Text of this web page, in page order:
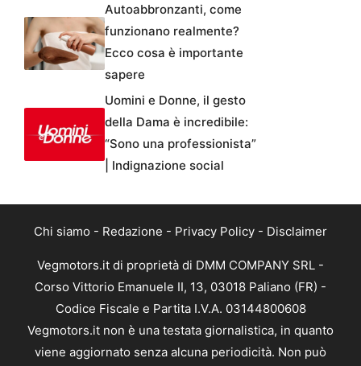
Autoabbronzanti, come
funzionano realmente?
Ecco cosa è importante
sapere
Uomini e Donne, il gesto
della Dama è incredibile:
“Sono una professionista”
| Indignazione social
Chi siamo - Redazione - Privacy Policy - Disclaimer
Vegmotors.it di proprietà di DMM COMPANY SRL -
Corso Vittorio Emanuele II, 13, 03018 Paliano (FR) -
Codice Fiscale e Partita I.V.A. 03144800608
Vegmotors.it non è una testata giornalistica, in quanto
viene aggiornato senza alcuna periodicità. Non può